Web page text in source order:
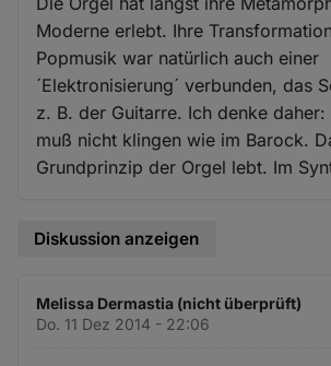
Moderne erlebt. Ihre
Popmusik war natürlich auch einer
´Elektronisierung´ verbunden, das
z. B. der Guitarre. Ich denke daher:
muß nicht klingen wie im Barock.
Grundprinzip der Orgel lebt. Im
Diskussion anzeigen
Melissa Dermastia (nicht überprüft)
Do. 11 Dez 2014 - 22:06